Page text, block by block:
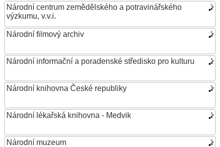
Národní centrum zemědělského a potravinářského
výzkumu, v.v.i.
Národní filmový archiv
Národní informační a poradenské středisko pro kulturu
Národní knihovna České republiky
Národní lékařská knihovna - Medvik
Národní muzeum